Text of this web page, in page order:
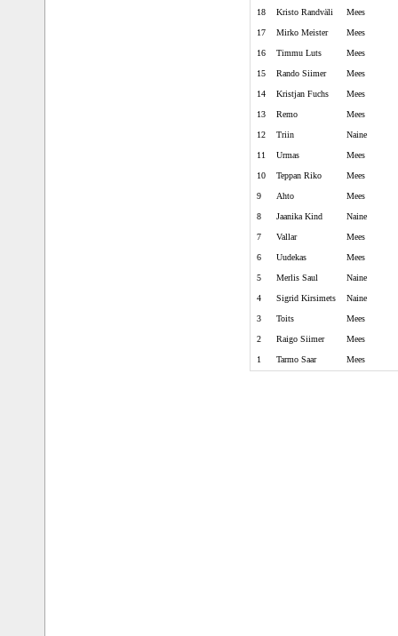
18 Kristo Randväli Mees
17 Mirko Meister Mees
16 Timmu Luts Mees
15 Rando Siimer Mees
14 Kristjan Fuchs Mees
13 Remo Mees
12 Triin Naine
11 Urmas Mees
10 Teppan Riko Mees
9 Ahto Mees
8 Jaanika Kind Naine
7 Vallar Mees
6 Uudekas Mees
5 Merlis Saul Naine
4 Sigrid Kirsimets Naine
3 Toits Mees
2 Raigo Siimer Mees
1 Tarmo Saar Mees